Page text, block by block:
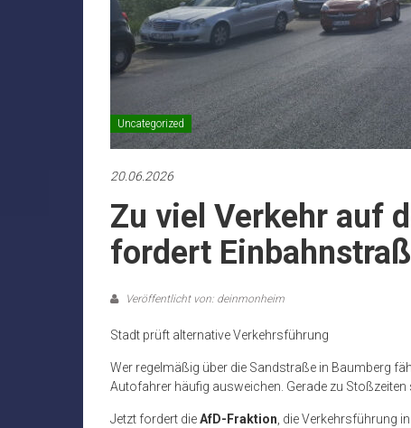
Uncategorized
20.06.2026
Zu viel Verkehr auf
fordert
Veröffentlicht von: deinmonheim
Stadt prüft alternative Verkehrsführung
Wer regelmäßig über die Sandstraße in Baumberg
Autofahrer häufig ausweichen. Gerade zu
Jetzt fordert dieAfD-Fraktion , die Verkehrsführung